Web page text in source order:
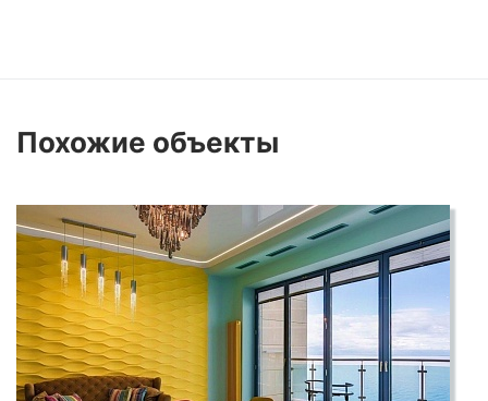
Похожие объекты
СМОТРЕТЬ ВСЕ ФОТО